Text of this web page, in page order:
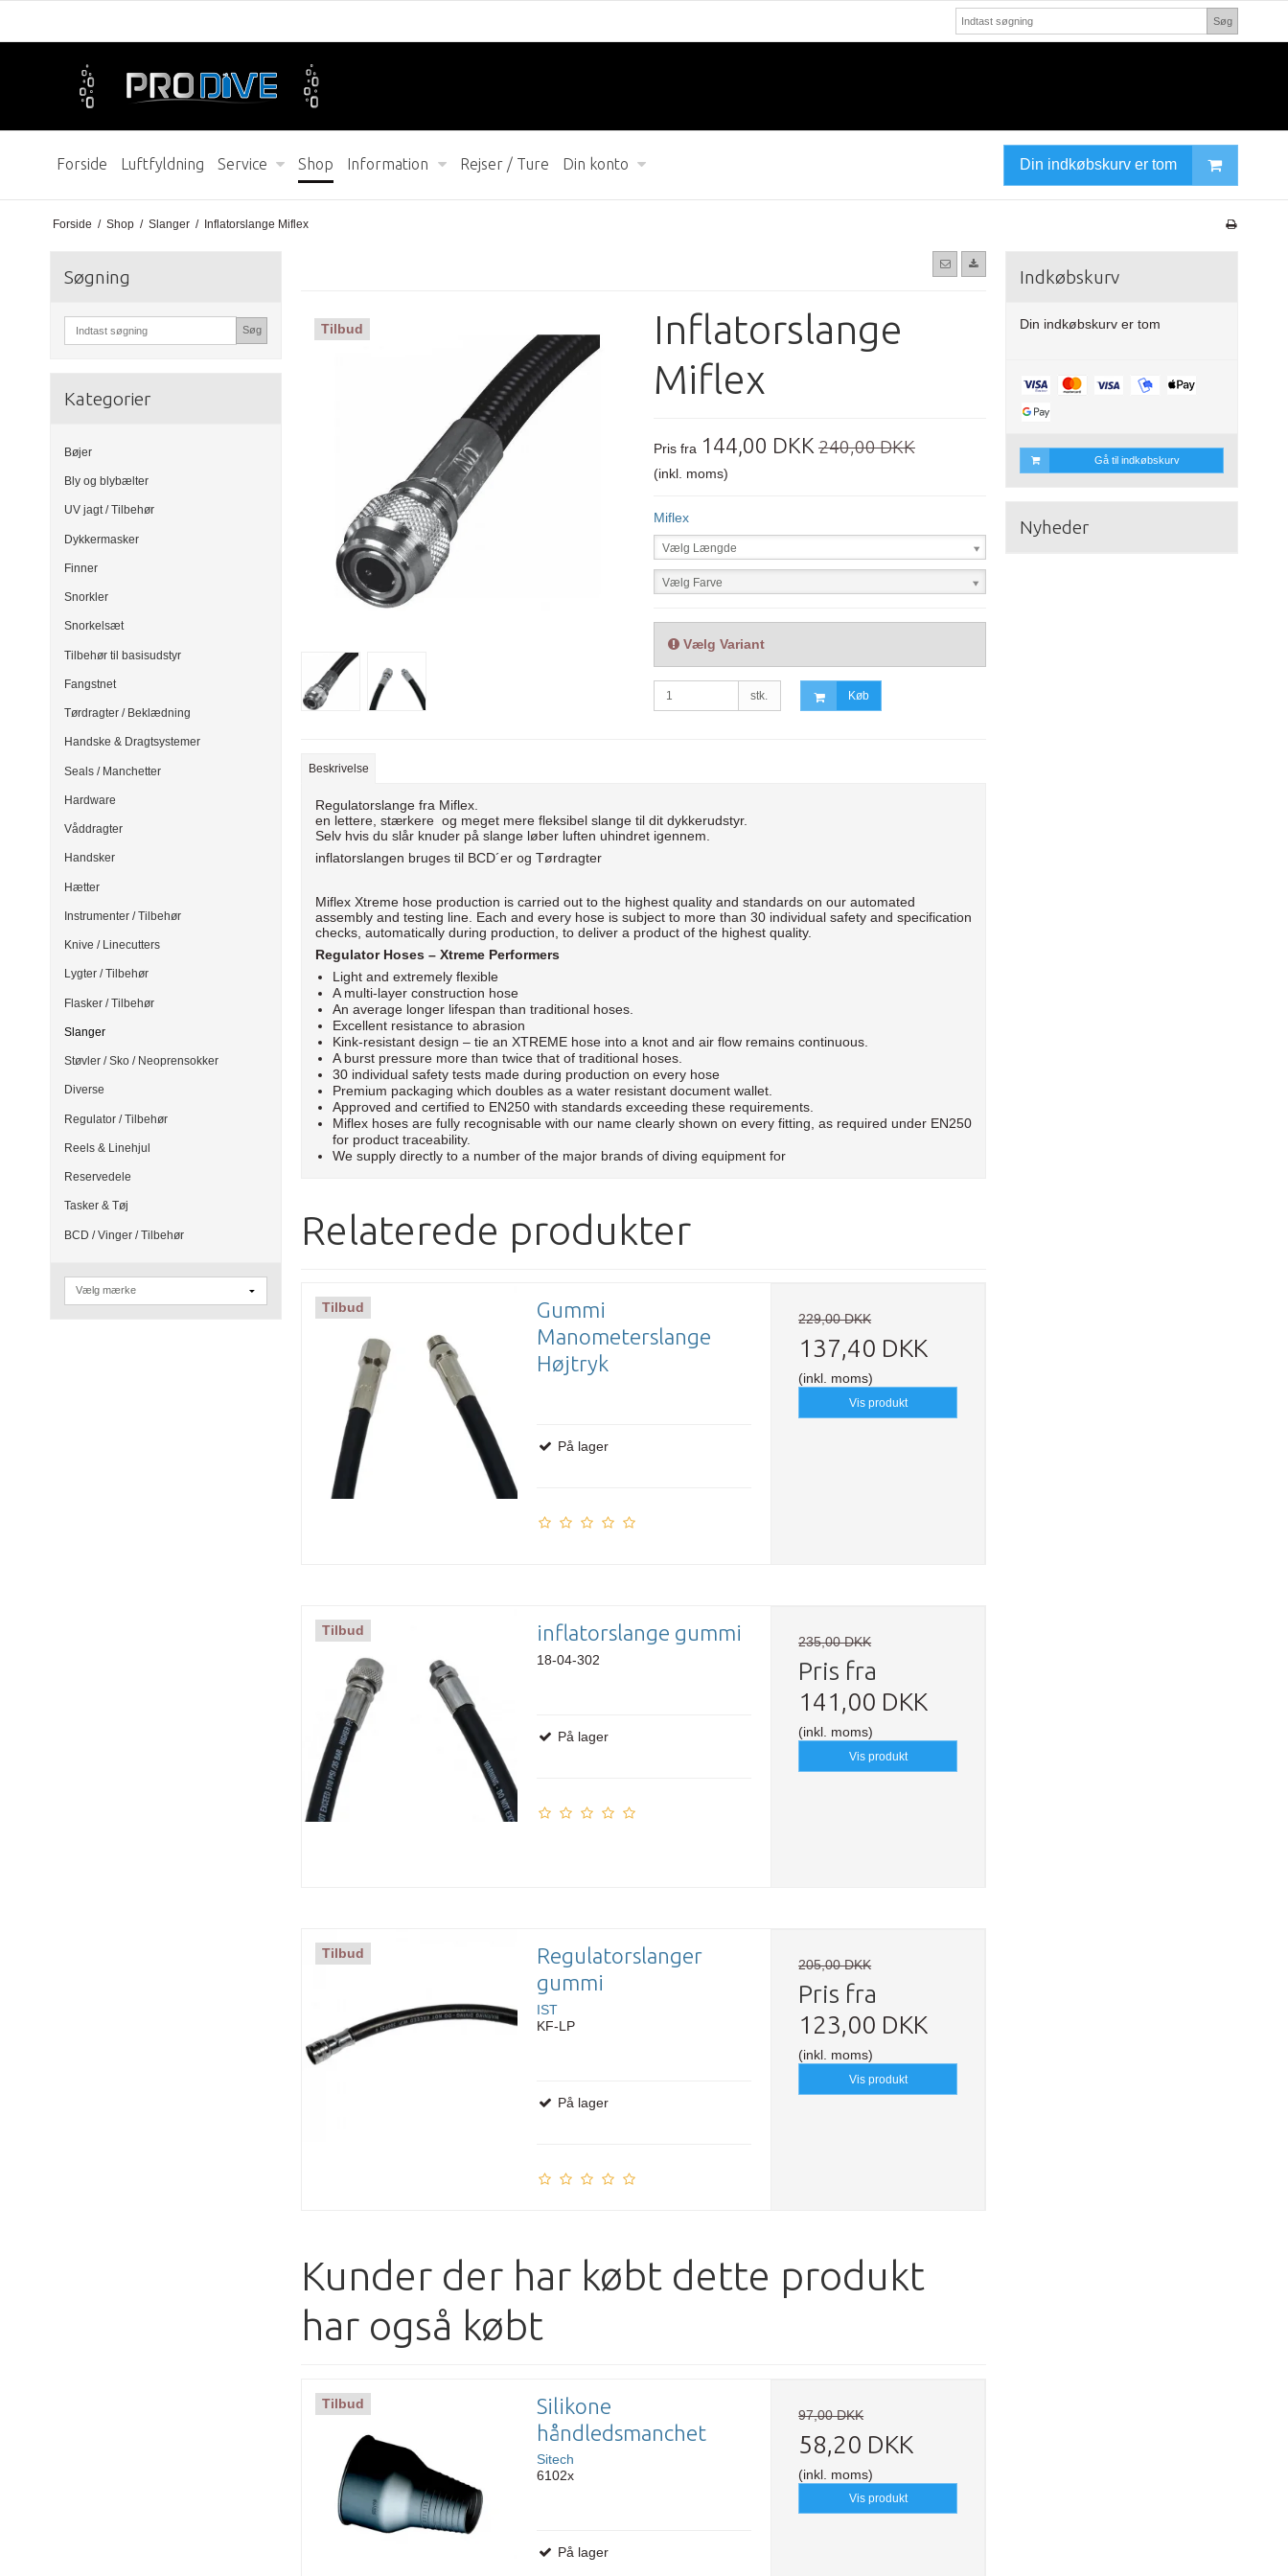
Søg
Forside Luftfyldning Service Shop Information Rejser / Ture Din konto Din indkøbskurv er tom
Forside / Shop / Slanger / Inflatorslange Miflex
Søgning
Søg
Kategorier
Bøjer
Bly og blybælter
UV jagt / Tilbehør
Dykkermasker
Finner
Snorkler
Snorkelsæt
Tilbehør til basisudstyr
Fangstnet
Tørdragter / Beklædning
Handske & Dragtsystemer
Seals / Manchetter
Hardware
Våddragter
Handsker
Hætter
Instrumenter / Tilbehør
Knive / Linecutters
Lygter / Tilbehør
Flasker / Tilbehør
Slanger
Støvler / Sko / Neoprensokker
Diverse
Regulator / Tilbehør
Reels & Linehjul
Reservedele
Tasker & Tøj
BCD / Vinger / Tilbehør
Tilbud
Inflatorslange
Miflex
Pris fra 144,00 DKK 240,00 DKK
(inkl. moms)
Miflex
Vælg Længde
Vælg Farve
Vælg Variant
stk. Køb
Beskrivelse
Regulatorslange fra Miflex.
en lettere, stærkere og meget mere fleksibel slange til dit dykkerudstyr.
Selv hvis du slår knuder på slange løber luften uhindret igennem.
inflatorslangen bruges til BCD´er og Tørdragter
Miflex Xtreme hose production is carried out to the highest quality and standards on our automated
assembly and testing line. Each and every hose is subject to more than 30 individual safety and specification
checks, automatically during production, to deliver a product of the highest quality.
Regulator Hoses – Xtreme Performers
Light and extremely flexible
A multi-layer construction hose
An average longer lifespan than traditional hoses.
Excellent resistance to abrasion
Kink-resistant design – tie an XTREME hose into a knot and air flow remains continuous.
A burst pressure more than twice that of traditional hoses.
30 individual safety tests made during production on every hose
Premium packaging which doubles as a water resistant document wallet.
Approved and certified to EN250 with standards exceeding these requirements.
Miflex hoses are fully recognisable with our name clearly shown on every fitting, as required under EN250
for product traceability.
We supply directly to a number of the major brands of diving equipment for
Relaterede produkter
Tilbud
Gummi
Manometerslange
Højtryk
På lager
229,00 DKK
137,40 DKK
(inkl. moms)
Vis produkt
Tilbud inflatorslange gummi
18-04-302
På lager
235,00 DKK
Pris fra
141,00 DKK
(inkl. moms)
Vis produkt
Tilbud
Regulatorslanger
gummi
IST
KF-LP
På lager
205,00 DKK
Pris fra
123,00 DKK
(inkl. moms)
Vis produkt
Kunder der har købt dette produkt
har også købt
Tilbud
Silikone
håndledsmanchet
Sitech
6102x
På lager
97,00 DKK
58,20 DKK
(inkl. moms)
Vis produkt
Indkøbskurv
Din indkøbskurv er tom
Gå til indkøbskurv
Nyheder